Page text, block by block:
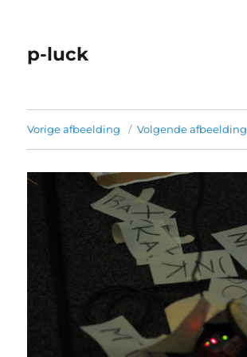
p-luck
Vorige afbeelding Volgende afbeelding